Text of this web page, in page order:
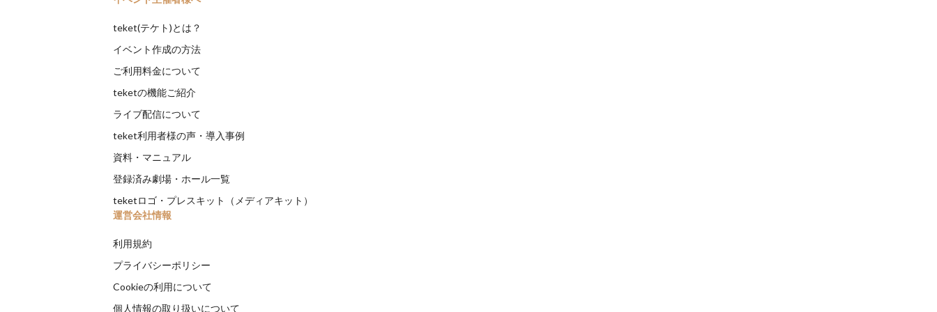
teket(テケト)とは？
イベント作成の方法
ご利用料金について
teketの機能ご紹介
ライブ配信について
teket利用者様の声・導入事例
資料・マニュアル
登録済み劇場・ホール一覧
teketロゴ・プレスキット（メディアキット）
運営会社情報
利用規約
プライバシーポリシー
Cookieの利用について
個人情報の取り扱いについて